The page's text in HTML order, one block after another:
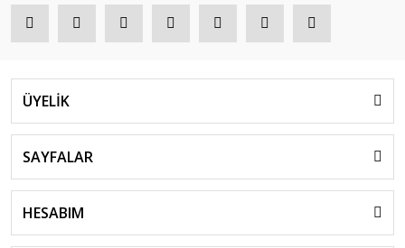
ÜYELİK
SAYFALAR
HESABIM